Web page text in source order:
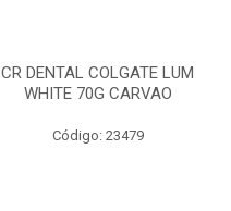
CR DENTAL COLGATE LUM
WHITE 70G CARVAO
Código: 23479